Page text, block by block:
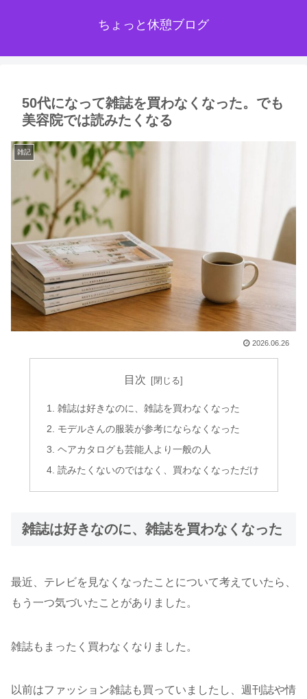
ちょっと休憩ブログ
50代になって雑誌を買わなくなった。でも
美容院では読みたくなる
雑記
2026.06.26
目次
雑誌は好きなのに、雑誌を買わなくなった
モデルさんの服装が参考にならなくなった
ヘアカタログも芸能人より一般の人
読みたくないのではなく、買わなくなっただけ
雑誌は好きなのに、雑誌を買わなくなった
最近、テレビを見なくなったことについて考えていたら、
もう一つ気づいたことがありました。
雑誌もまったく買わなくなりました。
以前はファッション雑誌も買っていましたし、週刊誌や情